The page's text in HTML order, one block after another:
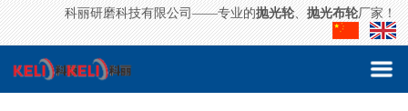
科丽研磨科技有限公司——专业的抛光轮、抛光布轮厂家！